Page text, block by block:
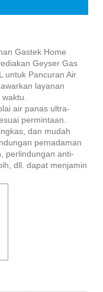
Gastek Home
Geyser Gas
untuk Pancuran Air
layanan
air panas ultra-
permintaan.
dan mudah
pemadaman
perlindungan anti-
dll. dapat menjamin